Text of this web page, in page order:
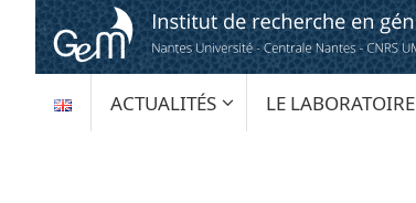
Passer
contenu
AU
CONTENU
ACTUALITÉS LE LABORATOIRE